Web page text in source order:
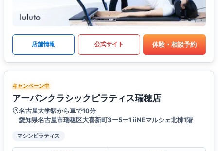
店舗情報 公式サイト 体験・相談予約
キャンペーン中
アーバンクラシックピラティス瑞穂店
名古屋大学駅から車で10分
愛知県名古屋市瑞穂区大喜新町3ー5ー1 iiNEマルシェ北棟1階
マシンピラティス